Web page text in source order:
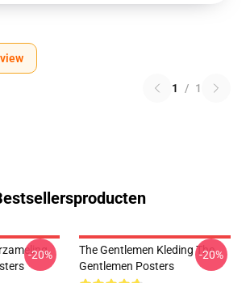
1 / 1
-20%
The Gentlemen Kleding The
Gentlemen Posters
-20%